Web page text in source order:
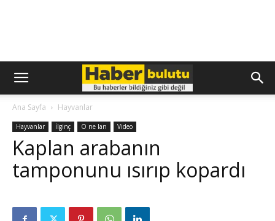
Ana Sayfa Hayvanlar
Hayvanlar İlginç O ne lan Video
Kaplan arabanın
tamponunu ısırıp kopardı